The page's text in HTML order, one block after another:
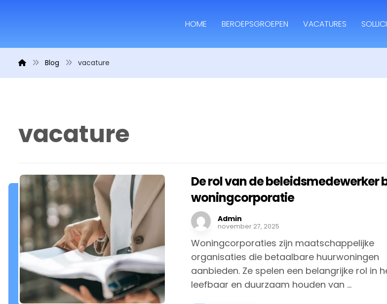
HOME BEROEPSGROEPEN VACATURES
Blog vacature
vacature
De rol van de beleidsmedewerker
woningcorporatie
Admin
november 27, 2025
Woningcorporaties zijn maatschappelijke
organisaties die betaalbare huurwoningen
aanbieden. Ze spelen een belangrijke rol in
leefbaar en duurzaam houden van ...